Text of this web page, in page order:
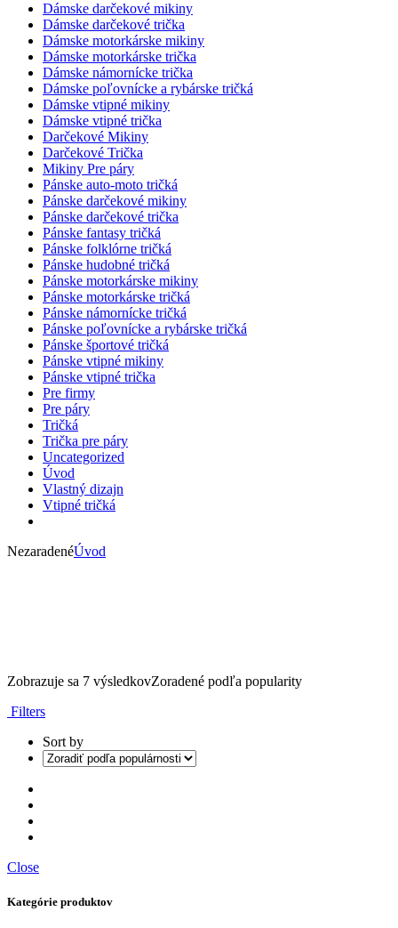
Dámske darčekové mikiny
Dámske darčekové trička
Dámske motorkárske mikiny
Dámske motorkárske trička
Dámske námornícke trička
Dámske poľovnícke a rybárske tričká
Dámske vtipné mikiny
Dámske vtipné trička
Darčekové Mikiny
Darčekové Trička
Mikiny Pre páry
Pánske auto-moto tričká
Pánske darčekové mikiny
Pánske darčekové trička
Pánske fantasy tričká
Pánske folklórne tričká
Pánske hudobné tričká
Pánske motorkárske mikiny
Pánske motorkárske tričká
Pánske námornícke tričká
Pánske poľovnícke a rybárske tričká
Pánske športové tričká
Pánske vtipné mikiny
Pánske vtipné trička
Pre firmy
Pre páry
Tričká
Trička pre páry
Uncategorized
Úvod
Vlastný dizajn
Vtipné tričká
NezaradenéÚvod
Zobrazuje sa 7 výsledkovZoradené podľa popularity
Filters
Sort by
Close
Kategórie produktov